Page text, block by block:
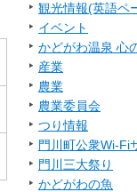
観光情報(英語ペ
イベント
かどがわ温泉 心
産業
農業
農業委員会
つり情報
門川町公衆Wi-Fi
門川三大祭り
かどがわの魚